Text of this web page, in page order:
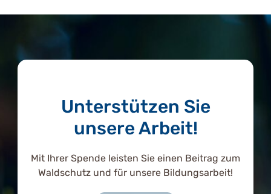
Unterstützen Sie
unsere Arbeit!
Mit Ihrer Spende leisten Sie einen Beitrag zum
Waldschutz und für unsere Bildungsarbeit!